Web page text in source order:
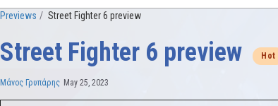
Previews Street Fighter 6 preview
Street Fighter 6 preview Hot
Μάνος Γρυπάρης May 25, 2023